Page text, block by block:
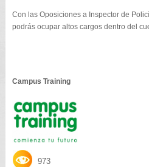
Con las Oposiciones a Inspector de
podrás ocupar altos cargos dentro del
Campus Training
973